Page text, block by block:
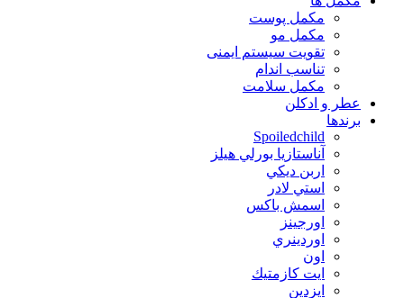
مکمل پوست
مکمل مو
تقویت سیستم ایمنی
تناسب اندام
مکمل سلامت
عطر و ادکلن
برندها
Spoiledchild
آناستازيا بورلي هيلز
اربن ديكي
استي لادر
اسمش باكس
اورجينز
اوردينري
اون
ايت كازمتيك
ايزدين